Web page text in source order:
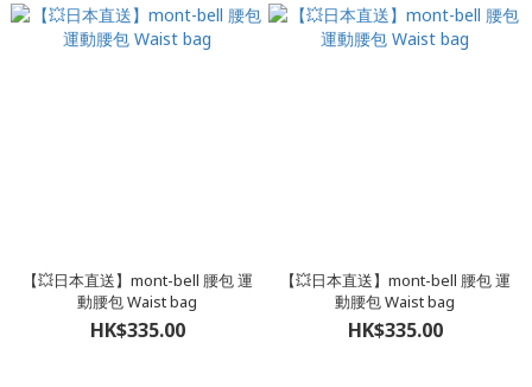
【💥日本直送】mont-bell 腰包 運
動腰包 Waist bag
HK$335.00
【💥日本直送】mont-bell 腰包 運
動腰包 Waist bag
HK$335.00